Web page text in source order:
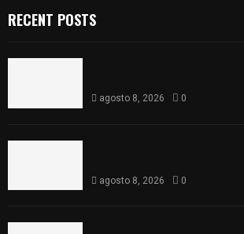
RECENT POSTS
agosto 8, 2026 0
agosto 8, 2026 0